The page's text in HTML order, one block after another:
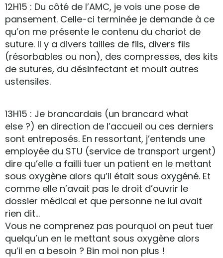
12H15 : Du côté de l’AMC, je vois une pose de
pansement. Celle-ci terminée je demande à ce
qu’on me présente le contenu du chariot de
suture. Il y a divers tailles de fils, divers fils
(résorbables ou non), des compresses, des kits
de sutures, du désinfectant et moult autres
ustensiles.
13H15 : Je brancardais (un brancard what
else ?) en direction de l’accueil ou ces derniers
sont entreposés. En ressortant, j’entends une
employée du STU (service de transport urgent)
dire qu’elle a failli tuer un patient en le mettant
sous oxygène alors qu’il était sous oxygéné. Et
comme elle n’avait pas le droit d’ouvrir le
dossier médical et que personne ne lui avait
rien dit…
Vous ne comprenez pas pourquoi on peut tuer
quelqu’un en le mettant sous oxygène alors
qu’il en a besoin ? Bin moi non plus !